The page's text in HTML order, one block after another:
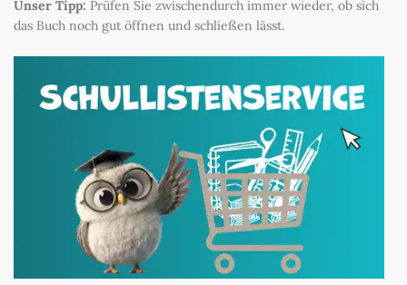
Unser Tipp: Prüfen Sie zwischendurch immer wieder, ob sich
das Buch noch gut öffnen und schließen lässt.